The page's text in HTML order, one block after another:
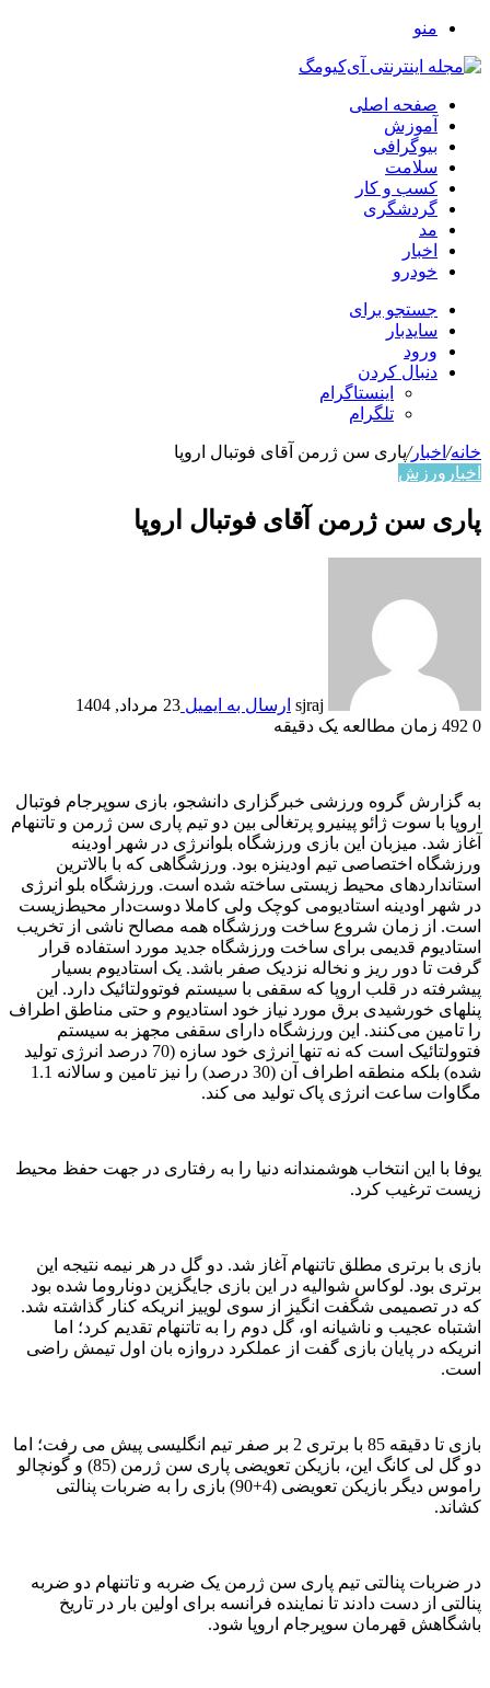
منو
صفحه اصلی
آموزش
بیوگرافی
سلامت
کسب و کار
گردشگری
مد
اخبار
خودرو
جستجو برای
سایدبار
ورود
دنبال کردن
اینستاگرام
تلگرام
خانه/ اخبار/پاری سن ژرمن آقای فوتبال اروپا
اخبار ورزش
پاری سن ژرمن آقای فوتبال اروپا
sjraj ارسال به ایمیل 23 مرداد, 1404
0
زمان مطالعه یک دقیقه
به گزارش گروه ورزشی خبرگزاری دانشجو، بازی سوپرجام فوتبال
اروپا با سوت ژائو پینیرو پرتغالی بین دو تیم پاری سن ژرمن و تاتنهام
آغاز شد. میزبان این بازی ورزشگاه بلوانرژی در شهر اودینه
ورزشگاه اختصاصی تیم اودینزه بود. ورزشگاهی که با بالاترین
استانداردهای محیط ‌زیستی ساخته شده است. ‏ورزشگاه بلو انرژی
در شهر اودینه استادیومی ‏کوچک ولی کاملا دوست‌دار محیط‌زیست
است. از زمان شروع ساخت ‏ورزشگاه همه مصالح ناشی از تخریب
استادیوم قدیمی برای ساخت ‏ورزشگاه جدید مورد استفاده قرار
گرفت تا دور ریز و نخاله نزدیک ‏صفر باشد. یک استادیوم بسیار
پیشرفته در قلب اروپا که سقفی با ‏سیستم فوتوولتائیک دارد. این
پنلهای خورشیدی برق مورد نیاز خود ‏استادیوم و حتی مناطق اطراف
را تامین می‌کنند. این ورزشگاه دارای سقفی مجهز به ‏سیستم
فتوولتائیک است که نه تنها انرژی خود سازه (70 درصد انرژی تولید
‏شده) بلکه منطقه اطراف آن (30 درصد) را نیز تامین و سالانه ‌‏1.1
مگاوات ساعت انرژی پاک تولید می کند.‏
یوفا با این انتخاب هوشمندانه دنیا را به رفتاری در جهت حفظ محیط
زیست ترغیب کرد.
بازی با برتری مطلق تاتنهام آغاز شد. دو گل در هر نیمه نتیجه این
برتری بود. لوکاس شوالیه در این بازی جایگزین دوناروما شده بود
که در تصمیمی شگفت انگیز از سوی لوییز انریکه کنار گذاشته شد.
اشتباه عجیب و ناشیانه او، گل دوم را به تاتنهام تقدیم کرد؛ اما
انریکه در پایان بازی گفت از عملکرد دروازه بان اول تیمش راضی
است.
بازی تا دقیقه 85 با برتری 2 بر صفر تیم انگلیسی پیش می رفت؛ اما
دو گل لی کانگ این، بازیکن تعویضی پاری سن ژرمن (85) و گونچالو
راموس دیگر بازیکن تعویضی (4+90) بازی را به ضربات پنالتی
کشاند.
در ضربات پنالتی تیم پاری سن ژرمن یک ضربه و تاتنهام دو ضربه
پنالتی از دست دادند تا نماینده فرانسه برای اولین بار در تاریخ
باشگاهش قهرمان سوپرجام اروپا شود.